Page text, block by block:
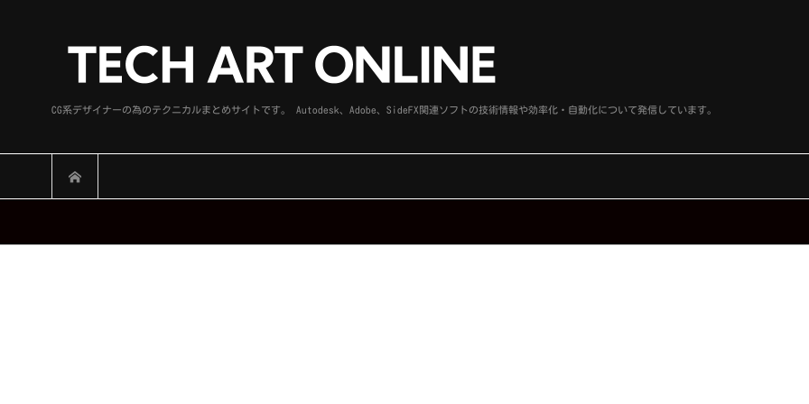
CG系デザイナーの為のテクニカルまとめサイトです。 Autodesk、Adobe、SideFX関連ソフトの技術情報や効率化・自動化について発信しています。